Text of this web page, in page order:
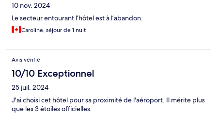
10 nov. 2024
Le secteur entourant l’hôtel est à l’abandon.
Caroline, séjour de 1 nuit
Avis vérifié
10/10 Exceptionnel
25 juil. 2024
J'ai choisi cet hôtel pour sa proximité de l'aéroport. Il mérite plus
que les 3 étoiles officielles.